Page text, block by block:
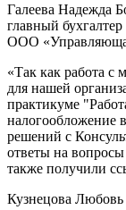
Галеева Надежда
главный бухгалтер
ООО
«Так как работа с
для нашей
практикуме
налогообложение
решений с
ответы на
также получили
Кузнецова Любовь